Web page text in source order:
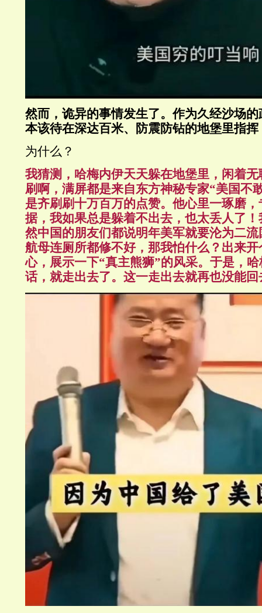
然而，诡异的事情发生了。作为久经沙场
本该待在深达百米、防震防钻的地堡里指
为什么？
我猜测，哈梅内伊天天躲在地堡里，闲着
刷啊，满屏都是来自东方神秘专家“美国不
是齐刷刷十万百万的点赞。他心里一琢磨
据，我如果总是躲着不出去，也太丢人了
然中国的朋友们都说明年美军就要沦为二
航母连厕所都修不好，那我怕什么？出来
心，展示一下“真主熊狮”的风采。于是，
话，就走出去了。这一走出去就再也没能回